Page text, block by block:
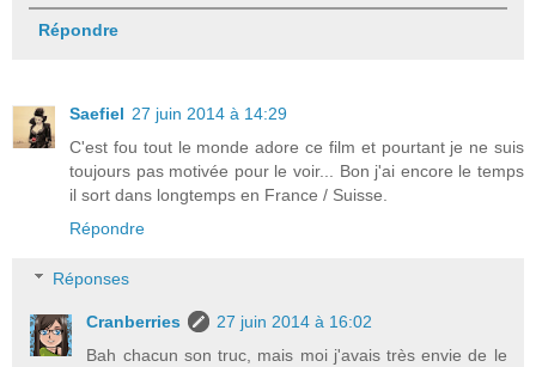
Répondre
Saefiel 27 juin 2014 à 14:29
C'est fou tout le monde adore ce film et pourtant je ne suis
toujours pas motivée pour le voir... Bon j'ai encore le temps
il sort dans longtemps en France / Suisse.
Répondre
Réponses
Cranberries
27 juin 2014 à 16:02
Bah chacun son truc, mais moi j'avais très envie de le